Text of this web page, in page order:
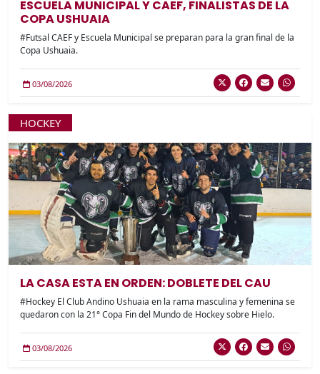
ESCUELA MUNICIPAL Y CAEF, FINALISTAS DE LA
COPA USHUAIA
#Futsal CAEF y Escuela Municipal se preparan para la gran final de la
Copa Ushuaia.
03/08/2026
HOCKEY
LA CASA ESTA EN ORDEN: DOBLETE DEL CAU
#Hockey El Club Andino Ushuaia en la rama masculina y femenina se
quedaron con la 21° Copa Fin del Mundo de Hockey sobre Hielo.
03/08/2026